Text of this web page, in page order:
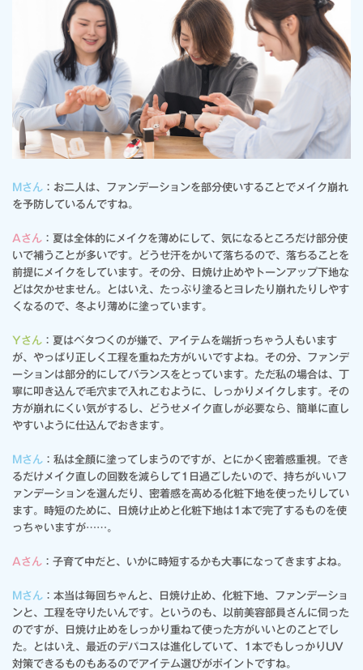
Mさん ：お二人は、ファンデーションを部分使いすることでメイク崩れ
を予防しているんですね。
Aさん ：夏は全体的にメイクを薄めにして、気になるところだけ部分使
いで補うことが多いです。どうせ汗をかいて落ちるので、落ちることを
前提にメイクをしています。その分、日焼け止めやトーンアップ下地な
どは欠かせません。とはいえ、たっぷり塗るとヨレたり崩れたりしやす
くなるので、冬より薄めに塗っています。
Yさん ：夏はベタつくのが嫌で、アイテムを端折っちゃう人もいます
が、やっぱり正しく工程を重ねた方がいいですよね。その分、ファンデ
ーションは部分的にしてバランスをとっています。ただ私の場合は、丁
寧に叩き込んで毛穴まで入れこむように、しっかりメイクします。その
方が崩れにくい気がするし、どうせメイク直しが必要なら、簡単に直し
やすいように仕込んでおきます。
Mさん ：私は全顔に塗ってしまうのですが、とにかく密着感重視。でき
るだけメイク直しの回数を減らして1日過ごしたいので、持ちがいいフ
ァンデーションを選んだり、密着感を高める化粧下地を使ったりしてい
ます。時短のために、日焼け止めと化粧下地は1本で完了するものを使
っちゃいますが……。
Aさん ：子育て中だと、いかに時短するかも大事になってきますよね。
Mさん ：本当は毎回ちゃんと、日焼け止め、化粧下地、ファンデーショ
ンと、工程を守りたいんです。というのも、以前美容部員さんに伺った
のですが、日焼け止めをしっかり重ねて使った方がいいとのことでし
た。とはいえ、最近のデパコスは進化していて、1本でもしっかりUV
対策できるものもあるのでアイテム選びがポイントですね。